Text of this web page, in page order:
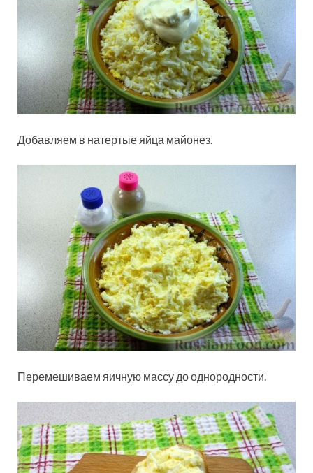
Добавляем в натертые яйца майонез.
Перемешиваем яичную массу до однородности.